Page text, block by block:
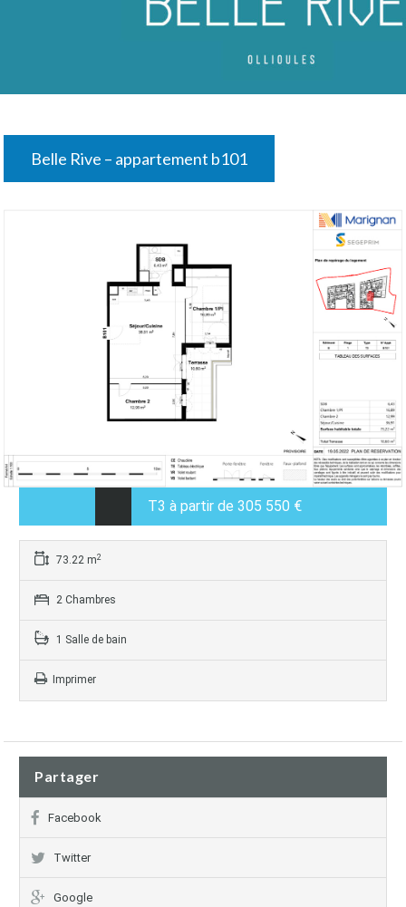
Belle Rive – appartement b101
T3 à partir de 305 550 €
73.22 m2
2 Chambres
1 Salle de bain
Imprimer
Partager
Facebook
Twitter
Google